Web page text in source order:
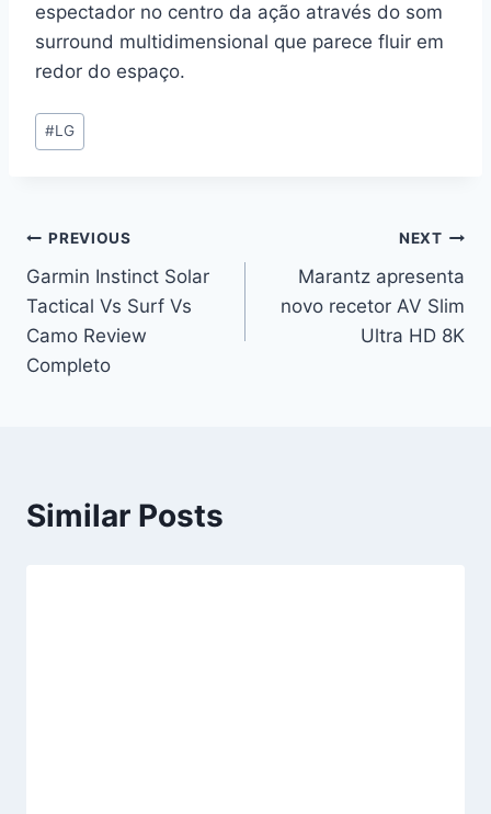
espectador no centro da ação através do som
surround multidimensional que parece fluir em
redor do espaço.
Post
Tags:
#LG
Navegação
de
artigos
PREVIOUS
Garmin Instinct Solar
Tactical Vs Surf Vs
Camo Review
Completo
NEXT
Marantz apresenta
novo recetor AV Slim
Ultra HD 8K
Similar Posts